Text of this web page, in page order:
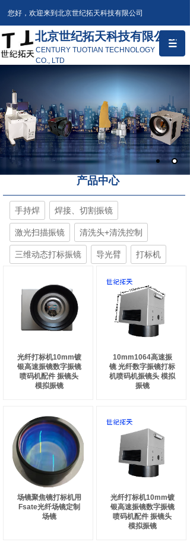
您好，欢迎来到北京世纪拓天科技有限公司
北京世纪拓天科技有限公司
CENTURY TUOTIAN TECHNOLOGY
CO., LTD
产品中心
手持焊 焊接、切割振镜
激光扫描振镜 清洗头+清洗控制
三维动态打标振镜 导光臂 打标机
光纤打标机10mm镀
银高速振镜数字振镜
喷码机配件 振镜头
模拟振镜
10mm1064高速振
镜 光纤数字振镜打标
机喷码机振镜头 模拟
振镜
场镜聚焦镜打标机用
Fsate光纤场镜定制
场镜
光纤打标机10mm镀
银高速振镜数字振镜
喷码机配件 振镜头
模拟振镜